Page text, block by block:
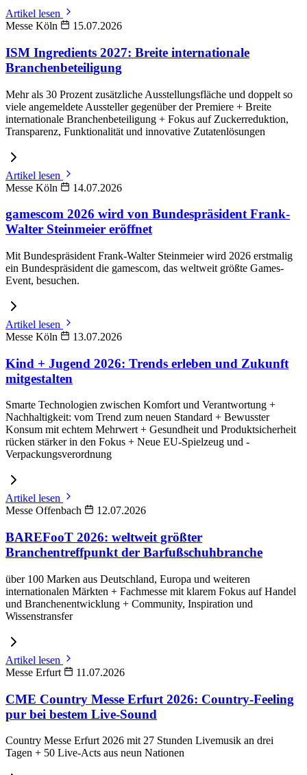
Artikel lesen
Messe Köln
15.07.2026
ISM Ingredients 2027: Breite internationale
Branchenbeteiligung
Mehr als 30 Prozent zusätzliche Ausstellungsfläche und doppelt so
viele angemeldete Aussteller gegenüber der Premiere + Breite
internationale Branchenbeteiligung + Fokus auf Zuckerreduktion,
Transparenz, Funktionalität und innovative Zutatenlösungen
Artikel lesen
Messe Köln
14.07.2026
gamescom 2026 wird von Bundespräsident Frank-
Walter Steinmeier eröffnet
Mit Bundespräsident Frank-Walter Steinmeier wird 2026 erstmalig
ein Bundespräsident die gamescom, das weltweit größte Games-
Event, besuchen.
Artikel lesen
Messe Köln
13.07.2026
Kind + Jugend 2026: Trends erleben und Zukunft
mitgestalten
Smarte Technologien zwischen Komfort und Verantwortung +
Nachhaltigkeit: vom Trend zum neuen Standard + Bewusster
Konsum mit echtem Mehrwert + Gesundheit und Produktsicherheit
rücken stärker in den Fokus + Neue EU-Spielzeug und -
Verpackungsverordnung
Artikel lesen
Messe Offenbach
12.07.2026
BAREFooT 2026: weltweit größter
Branchentreffpunkt der Barfußschuhbranche
über 100 Marken aus Deutschland, Europa und weiteren
internationalen Märkten + Fachmesse mit klarem Fokus auf Handel
und Branchenentwicklung + Community, Inspiration und
Wissenstransfer
Artikel lesen
Messe Erfurt
11.07.2026
CME Country Messe Erfurt 2026: Country-Feeling
pur bei bestem Live-Sound
Country Messe Erfurt 2026 mit 27 Stunden Livemusik an drei
Tagen + 50 Live-Acts aus neun Nationen